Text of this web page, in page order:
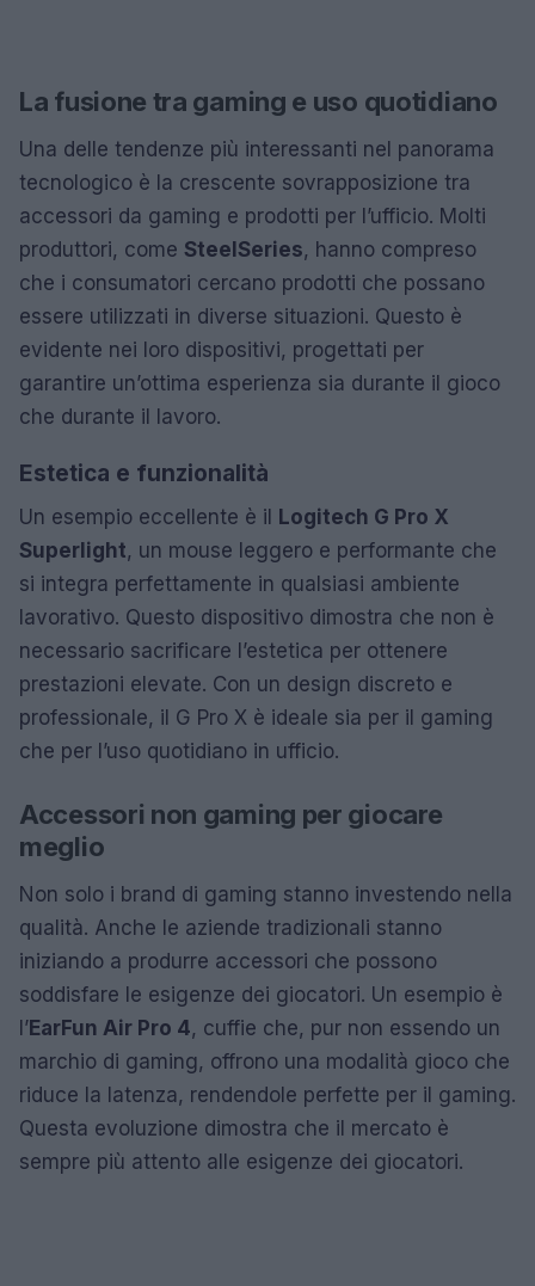
La fusione tra gaming e uso quotidiano
Una delle tendenze più interessanti nel panorama
tecnologico è la crescente sovrapposizione tra
accessori da gaming e prodotti per l’ufficio. Molti
produttori, come SteelSeries, hanno compreso
che i consumatori cercano prodotti che possano
essere utilizzati in diverse situazioni. Questo è
evidente nei loro dispositivi, progettati per
garantire un’ottima esperienza sia durante il gioco
che durante il lavoro.
Estetica e funzionalità
Un esempio eccellente è il Logitech G Pro X
Superlight, un mouse leggero e performante che
si integra perfettamente in qualsiasi ambiente
lavorativo. Questo dispositivo dimostra che non è
necessario sacrificare l’estetica per ottenere
prestazioni elevate. Con un design discreto e
professionale, il G Pro X è ideale sia per il gaming
che per l’uso quotidiano in ufficio.
Accessori non gaming per giocare
meglio
Non solo i brand di gaming stanno investendo nella
qualità. Anche le aziende tradizionali stanno
iniziando a produrre accessori che possono
soddisfare le esigenze dei giocatori. Un esempio è
l’EarFun Air Pro 4, cuffie che, pur non essendo un
marchio di gaming, offrono una modalità gioco che
riduce la latenza, rendendole perfette per il gaming.
Questa evoluzione dimostra che il mercato è
sempre più attento alle esigenze dei giocatori.